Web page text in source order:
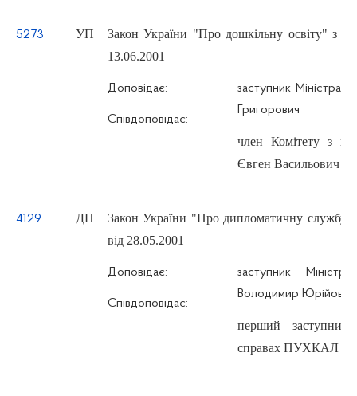
5273 УП
Закон України "Про дошкільну освіту" з
13.06.2001
Доповідає:
Співдоповідає:
заступник Міністра
Григорович
член Комітету з
Євген Васильович
4129 ДП
Закон України "Про дипломатичну службу"
від 28.05.2001
Доповідає:
Співдоповідає:
заступник
Володимир Юрійович
перший заступник
справах ПУХКАЛ